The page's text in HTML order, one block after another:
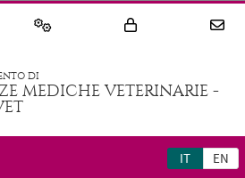
DI
MEDICHE VETERINARIE -
IT EN